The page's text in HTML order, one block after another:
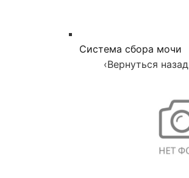
Система сбора мочи
‹Вернуться назад